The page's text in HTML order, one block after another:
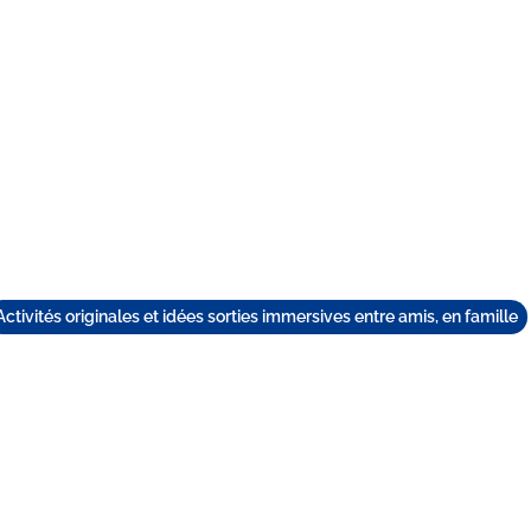
originales et idées sorties immersives entre amis, en famille